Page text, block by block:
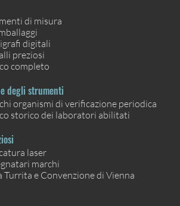
di misura
digitali
preziosi
completo
degli strumenti
organismi di verificazione periodica
storico dei laboratori abilitati
laser
marchi
Turrita e Convenzione di Vienna